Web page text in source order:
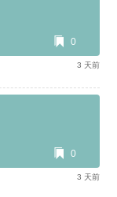
0
3 天前
0
3 天前